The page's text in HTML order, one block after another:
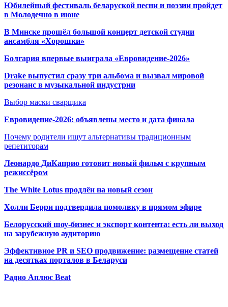
Юбилейный фестиваль беларуской песни и поэзии пройдет
в Молодечно в июне
В Минске прошёл большой концерт детской студии
ансамбля «Хорошки»
Болгария впервые выиграла «Евровидение-2026»
Drake выпустил сразу три альбома и вызвал мировой
резонанс в музыкальной индустрии
Выбор маски сварщика
Евровидение-2026: объявлены место и дата финала
Почему родители ищут альтернативы традиционным
репетиторам
Леонардо ДиКаприо готовит новый фильм с крупным
режиссёром
The White Lotus продлён на новый сезон
Холли Берри подтвердила помолвку в прямом эфире
Белорусский шоу-бизнес и экспорт контента: есть ли выход
на зарубежную аудиторию
Эффективное PR и SEO продвижение: размещение статей
на десятках порталов в Беларуси
Радио Аплюс Beat